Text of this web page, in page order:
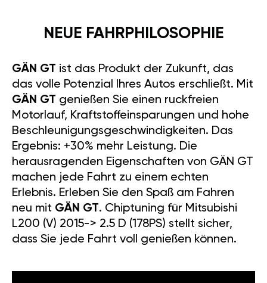
das volle Potenzial Ihres Autos erschließt. Mit
GÄN GTgenießen Sie einen ruckfreien
Motorlauf, Kraftstoffeinsparungen und hohe
Beschleunigungsgeschwindigkeiten. Das
Ergebnis: +30% mehr Leistung. Die
herausragenden Eigenschaften von GÄN GT
machen jede Fahrt zu einem echten
Erlebnis. Erleben Sie den Spaß am Fahren
neu mitGÄN GT . Chiptuning für Mitsubishi
L200 (V) 2015-> 2.5 D (178PS) stellt sicher,
dass Sie jede Fahrt voll genießen können.